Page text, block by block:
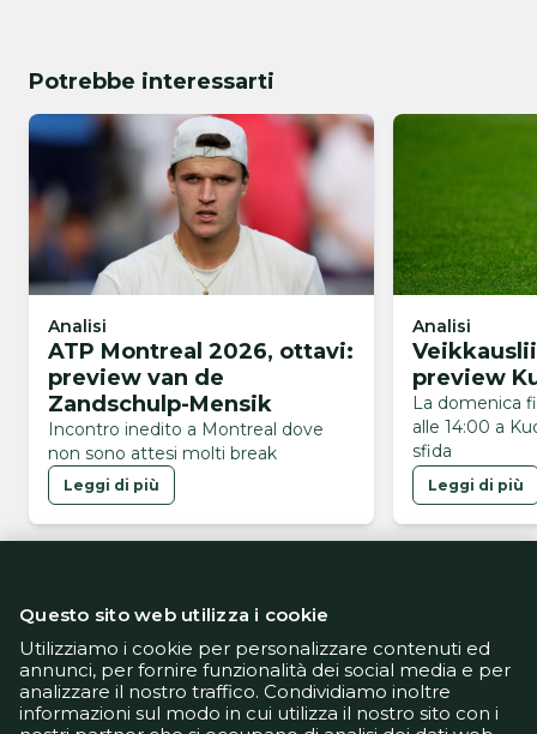
Potrebbe interessarti
Analisi
ATP Montreal 2026, ottavi:
preview van de
Zandschulp-Mensik
Incontro inedito a Montreal dove
non sono attesi molti break
Leggi di più
Analisi
preview
La domenica
alle 14:00 a
sfida
Leggi di più
Informativa Privacy
Informativa Cookie
Questo sito web utilizza i cookie
Utilizziamo i cookie per personalizzare contenuti ed
annunci, per fornire funzionalità dei social media e per
analizzare il nostro traffico. Condividiamo inoltre
informazioni sul modo in cui utilizza il nostro sito con i